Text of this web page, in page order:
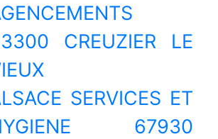
CREUZIER LE
SERVICES ET
67930